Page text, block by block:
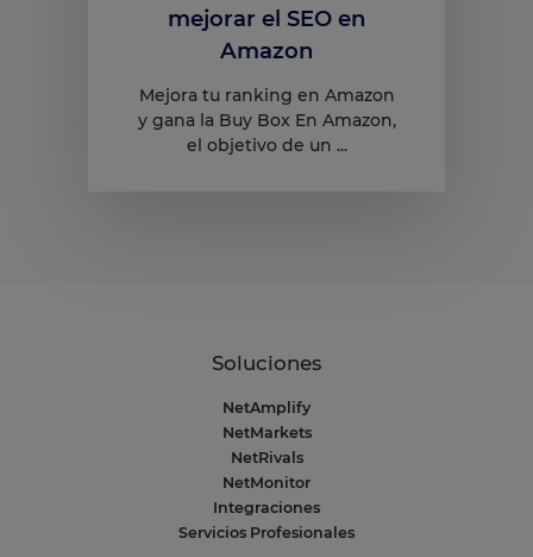
mejorar el SEO en
Amazon
Mejora tu ranking en Amazon
y gana la Buy Box En Amazon,
el objetivo de un ...
Soluciones
NetAmplify
NetMarkets
NetRivals
NetMonitor
Integraciones
Servicios Profesionales